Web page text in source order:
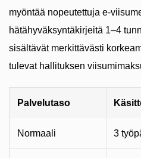
myöntää nopeutettuja e-
hätähyväksyntäkirjeitä 1–4
sisältävät merkittävästi
tulevat hallituksen
Palvelutaso
Normaali 3